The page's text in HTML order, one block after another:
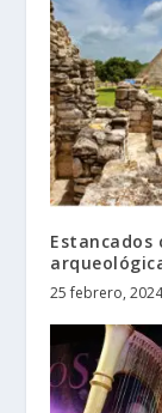
25 febrero,